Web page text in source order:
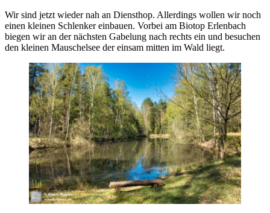
Wir sind jetzt wieder nah an Diensthop. Allerdings wollen wir noch
einen kleinen Schlenker einbauen. Vorbei am Biotop Erlenbach
biegen wir an der nächsten Gabelung nach rechts ein und besuchen
den kleinen Mauschelsee der einsam mitten im Wald liegt.